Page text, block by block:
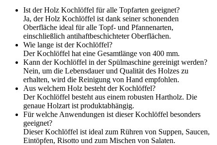
Ist der Holz Kochlöffel für alle Topfarten geeignet?
Ja, der Holz Kochlöffel ist dank seiner schonenden
Oberfläche ideal für alle Topf- und Pfannenarten,
einschließlich antihaftbeschichteter Oberflächen.
Wie lange ist der Kochlöffel?
Der Kochlöffel hat eine Gesamtlänge von 400 mm.
Kann der Kochlöffel in der Spülmaschine gereinigt werden?
Nein, um die Lebensdauer und Qualität des Holzes zu
erhalten, wird die Reinigung von Hand empfohlen.
Aus welchem Holz besteht der Kochlöffel?
Der Kochlöffel besteht aus einem robusten Hartholz. Die
genaue Holzart ist produktabhängig.
Für welche Anwendungen ist dieser Kochlöffel besonders
geeignet?
Dieser Kochlöffel ist ideal zum Rühren von Suppen, Saucen,
Eintöpfen, Risotto und zum Mischen von Salaten.